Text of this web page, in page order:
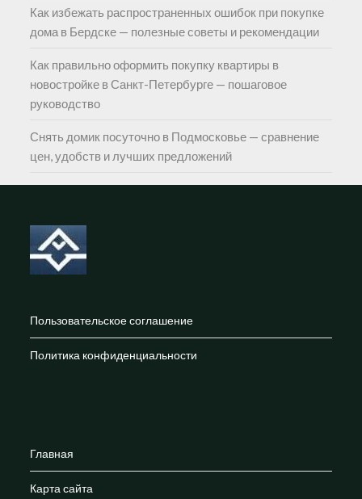
Как избежать распространенных ошибок при покупке
дома в Бердске — полезные советы и рекомендации
Как правильно оформить покупку квартиры в
новостройке в Санкт-Петербурге — пошаговое
руководство
Снять домик посуточно в Подмосковье — сравнение
цен, удобств и лучших предложений
Пользовательское соглашение
Политика конфиденциальности
Главная
Карта сайта